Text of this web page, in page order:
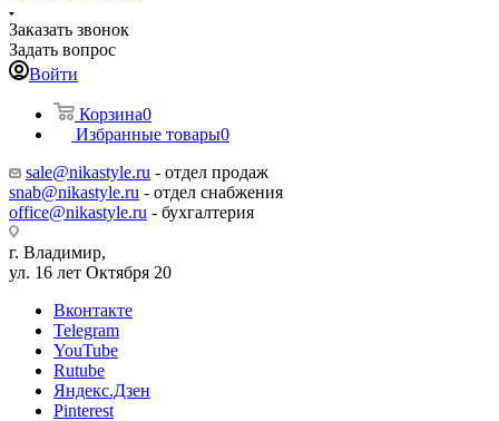
Заказать звонок
Задать вопрос
Войти
Корзина0
Избранные товары0
sale@nikastyle.ru - отдел продаж
snab@nikastyle.ru - отдел снабжения
office@nikastyle.ru - бухгалтерия
г. Владимир,
ул. 16 лет Октября 20
Вконтакте
Telegram
YouTube
Rutube
Яндекс.Дзен
Pinterest